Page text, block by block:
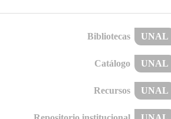
Bibliotecas UNAL
Catálogo UNAL
Recursos UNAL